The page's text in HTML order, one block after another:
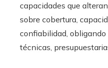
capacidades que
sobre cobertura,
confiabilidad,
técnicas,